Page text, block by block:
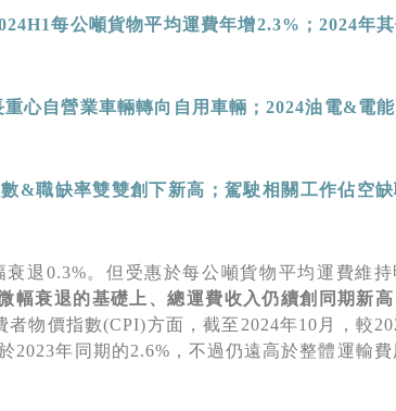
每公噸貨物平均運費年增2.3% ； 2024年
心自營業車輛轉向自用車輛；2024油電&電
&職缺率雙雙創下新高；駕駛相關工作佔空
退0.3%。但受惠於每公噸貨物平均運費維
幅衰退的基礎上、總運費收入仍續創同期新高
物價指數(CPI)方面，截至2024年10月，較
2023年同期的2.6%，不過仍遠高於整體運輸費